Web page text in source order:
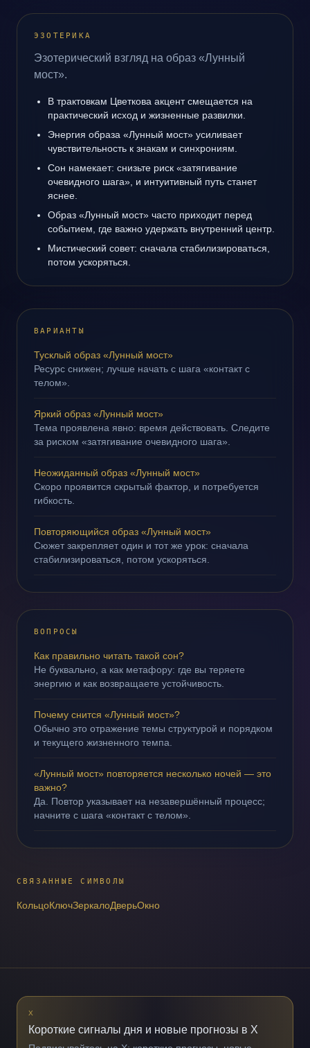
ЭЗОТЕРИКА
Эзотерический взгляд на образ «Лунный
мост».
В трактовкам Цветкова акцент смещается на
практический исход и жизненные развилки.
Энергия образа «Лунный мост» усиливает
чувствительность к знакам и синхрониям.
Сон намекает: снизьте риск «затягивание
очевидного шага», и интуитивный путь станет
яснее.
Образ «Лунный мост» часто приходит перед
событием, где важно удержать внутренний центр.
Мистический совет: сначала стабилизироваться,
потом ускоряться.
ВАРИАНТЫ
Тусклый образ «Лунный мост»
Ресурс снижен; лучше начать с шага «контакт с
телом».
Яркий образ «Лунный мост»
Тема проявлена явно: время действовать. Следите
за риском «затягивание очевидного шага».
Неожиданный образ «Лунный мост»
Скоро проявится скрытый фактор, и потребуется
гибкость.
Повторяющийся образ «Лунный мост»
Сюжет закрепляет один и тот же урок: сначала
стабилизироваться, потом ускоряться.
ВОПРОСЫ
Как правильно читать такой сон?
Не буквально, а как метафору: где вы теряете
энергию и как возвращаете устойчивость.
Почему снится «Лунный мост»?
Обычно это отражение темы структурой и порядком
и текущего жизненного темпа.
«Лунный мост» повторяется несколько ночей — это
важно?
Да. Повтор указывает на незавершённый процесс;
начните с шага «контакт с телом».
СВЯЗАННЫЕ СИМВОЛЫ
КольцоКлючЗеркалоДверьОкно
X
Короткие сигналы дня и новые прогнозы в X